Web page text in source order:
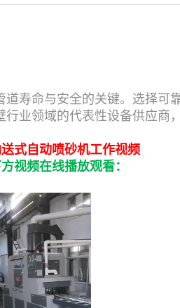
寿命与安全的关键。选择可
业领域的代表性设备供应商
式自动喷砂机工作视频
视频在线播放观看：